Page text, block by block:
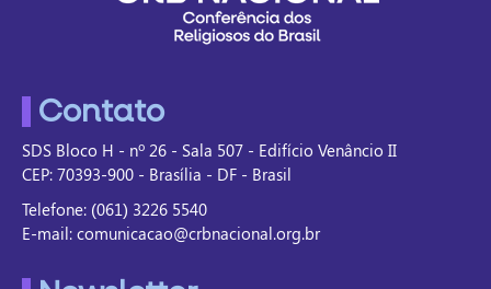
Contato
SDS Bloco H - nº 26 - Sala 507 - Edifício Venâncio II
CEP: 70393-900 - Brasília - DF - Brasil
Telefone: (061) 3226 5540
E-mail: comunicacao@crbnacional.org.br